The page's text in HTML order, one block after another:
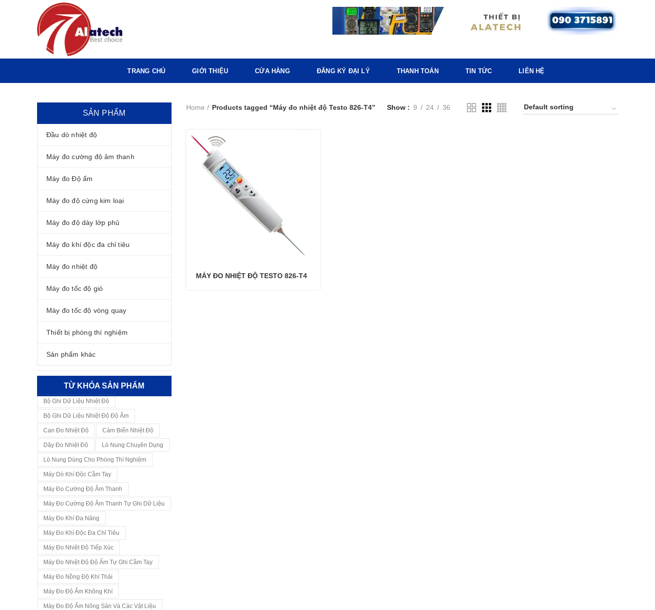
TRANG CHỦ GIỚI THIỆU CỬA HÀNG ĐĂNG KÝ ĐẠI LÝ THANH TOÁN TIN TỨC LIÊN HỆ
Home Products tagged “Máy đo nhiệt độ Testo 826-T4” Show 9 24 36
MÁY ĐO NHIỆT ĐỘ TESTO 826-T4
SẢN PHẨM
Đầu dò nhiệt độ
Máy đo cường độ âm thanh
Máy đo Độ ẩm
Máy đo độ cứng kim loại
Máy đo độ dày lớp phủ
Máy đo khí độc đa chỉ tiêu
Máy đo nhiệt độ
Máy đo tốc độ gió
Máy đo tốc độ vòng quay
Thiết bị phòng thí nghiệm
Sản phẩm khác
TỪ KHÓA SẢN PHẨM
Bộ Ghi Dữ Liệu Nhiệt Độ
Bộ Ghi Dữ Liệu Nhiệt Độ Độ Ẩm
Can Đo Nhiệt Độ Cảm Biến Nhiệt Độ
Dây Đo Nhiệt Độ Lò Nung Chuyên Dụng
Lò Nung Dùng Cho Phòng Thí Nghiệm
Máy Dò Khí Độc Cầm Tay
Máy Đo Cường Độ Âm Thanh
Máy Đo Cường Độ Âm Thanh Tự Ghi Dữ Liệu
Máy Đo Khí Đa Năng
Máy Đo Khí Độc Đa Chỉ Tiêu
Máy Đo Nhiệt Độ Tiếp Xúc
Máy Đo Nhiệt Độ Độ Ẩm Tự Ghi Cầm Tay
Máy Đo Nồng Độ Khí Thải
Máy Đo Độ Ẩm Không Khí
Máy Đo Độ Ẩm Nông Sản Và Các Vật Liệu